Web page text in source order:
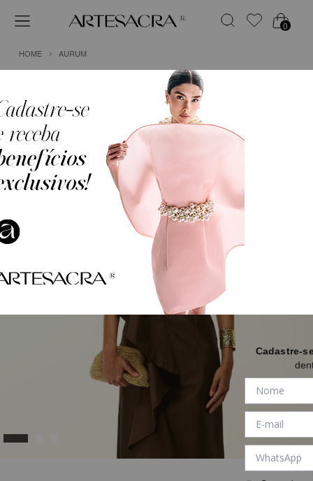
0
HOME AURUM
1
Cadastre-